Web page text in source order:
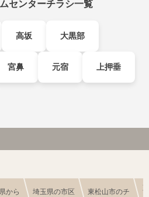
センターチラシ一覧
高坂 大黒部
宮鼻 元宿 上押垂
から
埼玉県の市区
東松山市のチ